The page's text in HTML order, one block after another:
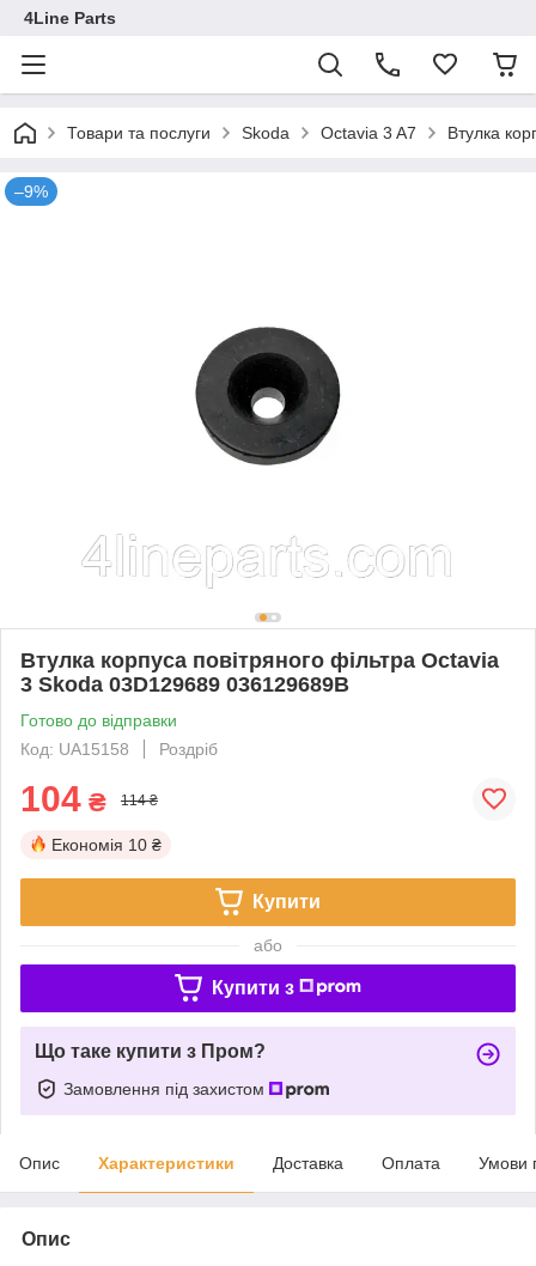
4Line Parts
Товари та послуги Skoda Octavia 3 A7 Втулка
–9%
Втулка корпуса повітряного фільтра Octavia
3 Skoda 03D129689 036129689B
Готово до відправки
Код: UA15158
Роздріб
104 ₴ 114 ₴
Економія 10 ₴
Купити
або
Купити з
Що таке купити з Пром?
Замовлення під захистом
Опис Характеристики Доставка Оплата Умови
Опис